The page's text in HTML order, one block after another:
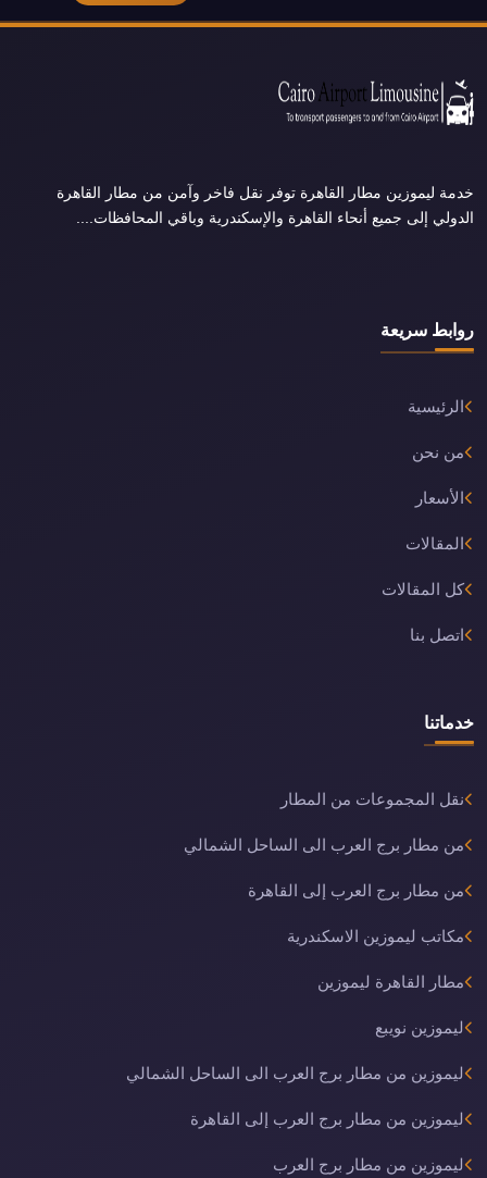
خدمة ليموزين مطار القاهرة توفر نقل فاخر وآمن من مطار القاهرة
الدولي إلى جميع أنحاء القاهرة والإسكندرية وباقي المحافظات....
روابط سريعة
الرئيسية
من نحن
الأسعار
المقالات
كل المقالات
اتصل بنا
خدماتنا
نقل المجموعات من المطار
من مطار برج العرب الى الساحل الشمالي
من مطار برج العرب إلى القاهرة
مكاتب ليموزين الاسكندرية
مطار القاهرة ليموزين
ليموزين نويبع
ليموزين من مطار برج العرب الى الساحل الشمالي
ليموزين من مطار برج العرب إلى القاهرة
ليموزين من مطار برج العرب